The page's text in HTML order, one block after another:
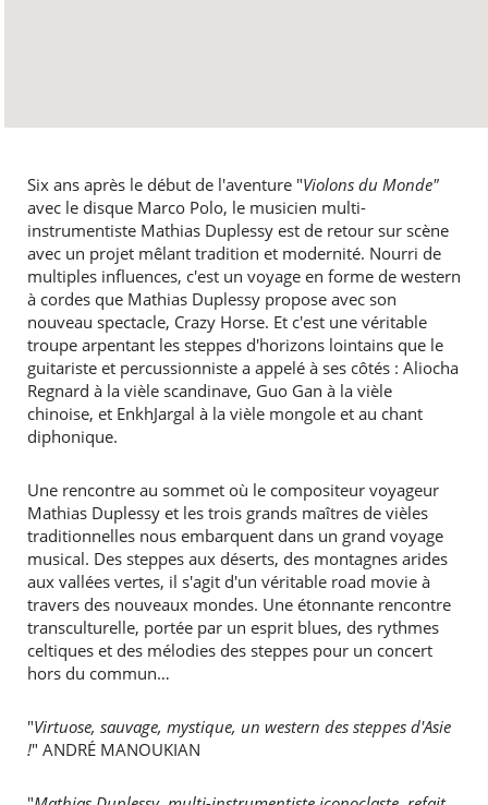
Six ans après le début de l'aventure "Violons du Monde"
avec le disque Marco Polo, le musicien multi-
instrumentiste Mathias Duplessy est de retour sur scène
avec un projet mêlant tradition et modernité. Nourri de
multiples influences, c'est un voyage en forme de western
à cordes que Mathias Duplessy propose avec son
nouveau spectacle, Crazy Horse. Et c'est une véritable
troupe arpentant les steppes d'horizons lointains que le
guitariste et percussionniste a appelé à ses côtés : Aliocha
Regnard à la vièle scandinave, Guo Gan à la vièle
chinoise, et EnkhJargal à la vièle mongole et au chant
diphonique.
Une rencontre au sommet où le compositeur voyageur
Mathias Duplessy et les trois grands maîtres de vièles
traditionnelles nous embarquent dans un grand voyage
musical. Des steppes aux déserts, des montagnes arides
aux vallées vertes, il s'agit d'un véritable road movie à
travers des nouveaux mondes. Une étonnante rencontre
transculturelle, portée par un esprit blues, des rythmes
celtiques et des mélodies des steppes pour un concert
hors du commun…
"Virtuose, sauvage, mystique, un western des steppes d'Asie
!" ANDRÉ MANOUKIAN